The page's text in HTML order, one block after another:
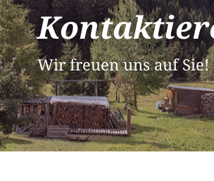
Wir freuen uns auf Sie!